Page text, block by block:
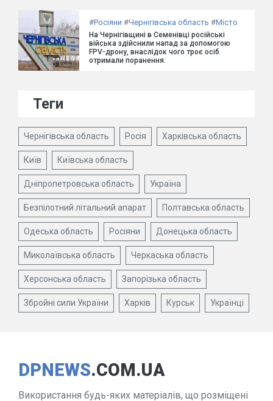
#Росіяни #Чернігівська область #Місто
На Чернігівщині в Семенівці російські
війська здійснили напад за допомогою
FPV-дрону, внаслідок чого троє осіб
отримали поранення.
Теги
Чернігівська область Росія Харківська область
Київ Київська область
Дніпропетровська область Україна
Безпілотний літальний апарат Полтавська область
Одеська область Росіяни Донецька область
Миколаївська область Черкаська область
Херсонська область Запорізька область
Збройні сили України Харків Курськ Українці
DPNEWS.COM.UA
Використання будь-яких матеріалів, що розміщені